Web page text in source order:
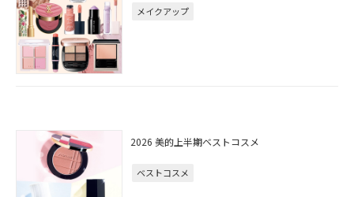
メイクアップ
2026 美的上半期ベストコスメ
ベストコスメ